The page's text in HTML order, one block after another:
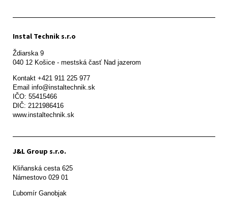
Instal Technik s.r.o
Ždiarska 9
Kontakt +421 911 225 977
Email info@instaltechnik.sk
IČO: 55415466
DIČ: 2121986416
www.instaltechnik.sk
J&L Group s.r.o.
Kliňanská cesta 625
Námestovo 029 01
Ľubomír Ganobjak